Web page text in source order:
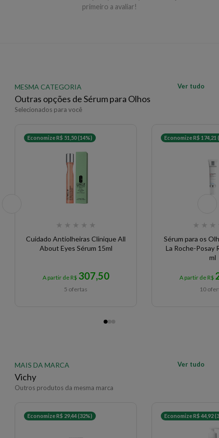
primeiro a avaliar!
MESMA CATEGORIA
Outras opções de Sérum para Olhos
Selecionados para você
Ver tudo
Economize R$ 51,50 (14%)
★ ★ ★ ★ ★
Cuidado Antiolheiras Clinique All
About Eyes Sérum 15ml
A partir de R$ 307,50
5 ofertas
Economize R$ 174,21
★ ★ ★
Sérum para os
La Roche-Posay
ml
A partir de R$
10
MAIS DA MARCA
Vichy
Outros produtos da mesma marca
Ver tudo
Economize R$ 29,44 (32%) Economize R$ 44,92